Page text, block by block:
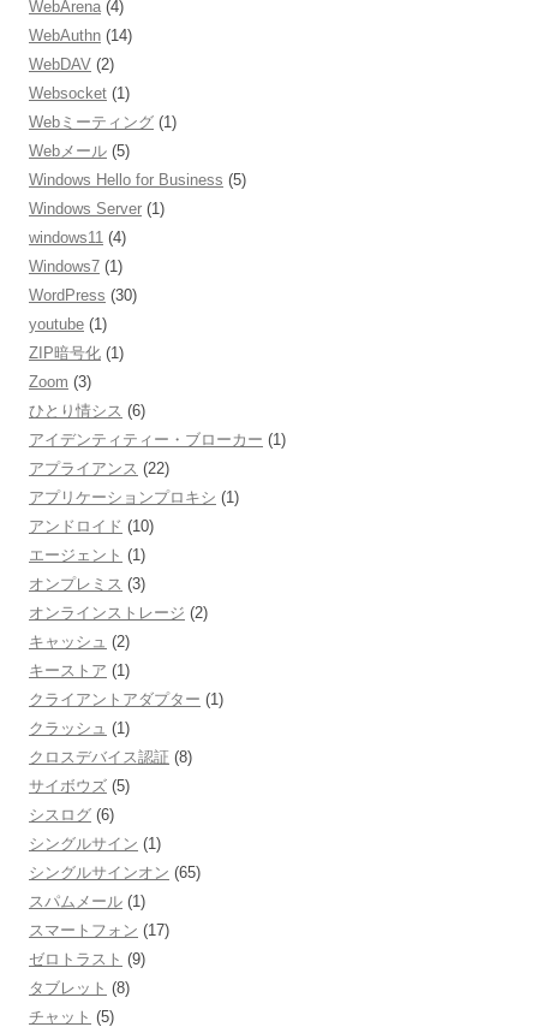
WebArena (4)
WebAuthn (14)
WebDAV (2)
Websocket (1)
Webミーティング (1)
Webメール (5)
Windows Hello for Business (5)
Windows Server (1)
windows11 (4)
Windows7 (1)
WordPress (30)
youtube (1)
ZIP暗号化 (1)
Zoom (3)
ひとり情シス (6)
アイデンティティー・ブローカー (1)
アプライアンス (22)
アプリケーションプロキシ (1)
アンドロイド (10)
エージェント (1)
オンプレミス (3)
オンラインストレージ (2)
キャッシュ (2)
キーストア (1)
クライアントアダプター (1)
クラッシュ (1)
クロスデバイス認証 (8)
サイボウズ (5)
シスログ (6)
シングルサイン (1)
シングルサインオン (65)
スパムメール (1)
スマートフォン (17)
ゼロトラスト (9)
タブレット (8)
チャット (5)